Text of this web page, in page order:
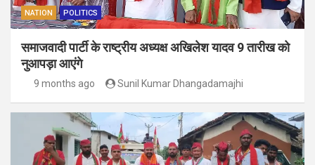
NATION POLITICS
समाजवादी पार्टी के राष्ट्रीय अध्यक्ष अखिलेश यादव 9 तारीख को
नुआपड़ा आएंगे
9 months ago Sunil Kumar Dhangadamajhi